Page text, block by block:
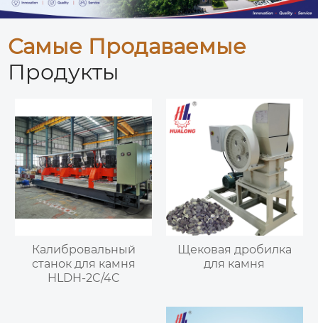
Самые Продаваемые
Продукты
Калибровальный
станок для камня
HLDH-2C/4C
Щековая дробилка
для камня